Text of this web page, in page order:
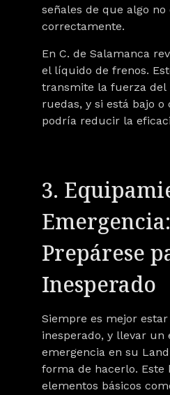
señales de que algo
correctamente.
En C. de Salamanca
el líquido de frenos.
transmite la fuerza del
ruedas, y si está bajo o
podría reducir la
3.
Emergencia:
Prepárese
Inesperado
Siempre es mejor
inesperado, y llevar un
emergencia en su
forma de hacerlo.
elementos básicos